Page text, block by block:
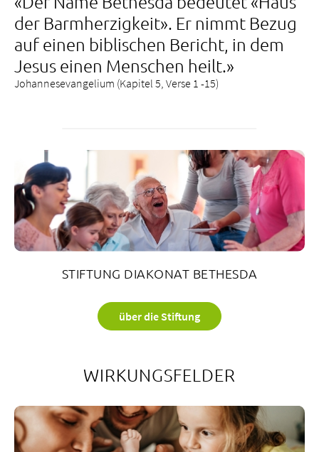
der Barmherzigkeit». Er nimmt Bezug
auf einen biblischen Bericht, in dem
Jesus einen Menschen heilt.»
Johannesevangelium (Kapitel 5, Verse 1 -15)
STIFTUNG DIAKONAT BETHESDA
über die Stiftung
WIRKUNGSFELDER